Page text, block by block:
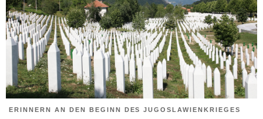
ERINNERN AN DEN BEGINN DES JUGOSLAWIENKRIEGES